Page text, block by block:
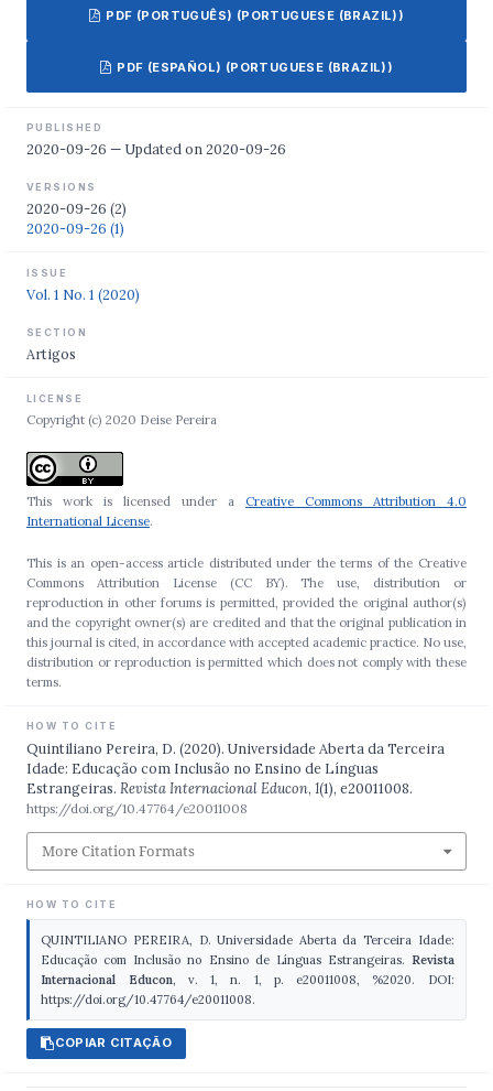
PDF (PORTUGUÊS) (PORTUGUESE (BRAZIL))
PDF (ESPAÑOL) (PORTUGUESE (BRAZIL))
PUBLISHED
2020-09-26 — Updated on 2020-09-26
VERSIONS
2020-09-26 (2)
2020-09-26 (1)
ISSUE
Vol. 1 No. 1 (2020)
SECTION
Artigos
LICENSE
Copyright (c) 2020 Deise Pereira
This work is licensed under aCreative Commons Attribution 4.0
International License.
This is an open-access article distributed under the terms of the Creative
Commons Attribution License (CC BY). The use, distribution or
reproduction in other forums is permitted, provided the original author(s)
and the copyright owner(s) are credited and that the original publication in
this journal is cited, in accordance with accepted academic practice. No use,
distribution or reproduction is permitted which does not comply with these
terms.
HOW TO CITE
Quintiliano Pereira, D. (2020). Universidade Aberta da Terceira
Idade: Educação com Inclusão no Ensino de Línguas
Estrangeiras. Revista Internacional Educon, 1(1), e20011008.
https://doi.org/10.47764/e20011008
More Citation Formats
HOW TO CITE
QUINTILIANO PEREIRA, D. Universidade Aberta da Terceira Idade:
Educação com Inclusão no Ensino de Línguas Estrangeiras. Revista
Internacional Educon, v. 1, n. 1, p. e20011008, %2020. DOI:
https://doi.org/10.47764/e20011008.
COPIAR CITAÇÃO